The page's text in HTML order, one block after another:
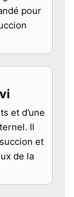
pour
et d’une
Il
et
de la